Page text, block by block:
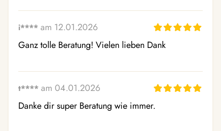
i**** am 12.01.2026
Ganz tolle Beratung! Vielen lieben Dank
t**** am 04.01.2026
Danke dir super Beratung wie immer.